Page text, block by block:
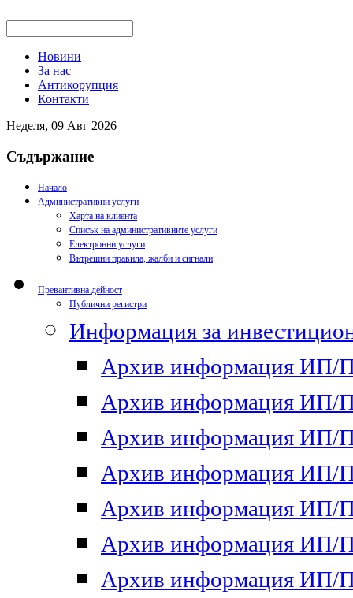
Новини
За нас
Антикорупция
Контакти
Неделя, 09 Авг 2026
Съдържание
Начало
Административни услуги
Харта на клиента
Списък на административните услуги
Електронни услуги
Вътрешни правила, жалби и сигнали
Превантивна дейност
Публични регистри
Информация за
Архив информация ИП/
Архив информация ИП/
Архив информация ИП/
Архив информация ИП/
Архив информация ИП/
Архив информация ИП/
Архив информация ИП/